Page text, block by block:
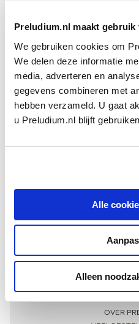
Preludium.nl maakt gebruik
We gebruiken cookies om
We delen deze informatie
media, adverteren en
gegevens combineren met
hebben verzameld. U gaat
u Preludium.nl blijft
Alle
Alleen
Meer
OVER